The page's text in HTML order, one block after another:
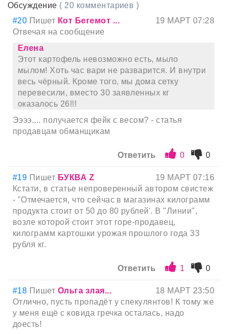
Обсуждение ( 20 комментариев )
#20 Пишет Кот Бегемот ...
19 МАРТ 07:28
Отвечая на сообщение
Елена
Этот картофель невозможно есть, мыло
мылом! Хоть час вари не разварится. И внутри
весь чёрный. Кроме того, мы дома сетку
перевесили, вместо 30 заявленных кг
оказалось 26!!!
Ээээ.... получается фейк с весом? - статья
продавцам обманщикам
Ответить 0 0
#19 Пишет БУКВА Z
19 МАРТ 07:16
Кстати, в статье непроверенный автором свистеж
- "Отмечается, что сейчас в магазинах килограмм
продукта стоит от 50 до 80 рублей'. В "Линии",
возле которой стоит этот горе-продавец,
килограмм картошки урожая прошлого года 33
рубля кг.
Ответить 1 0
#18 Пишет Ольга злая...
18 МАРТ 23:50
Отлично, пусть пропадёт у спекулянтов! К тому же
у меня ещё с ковида гречка осталась, надо
доесть!